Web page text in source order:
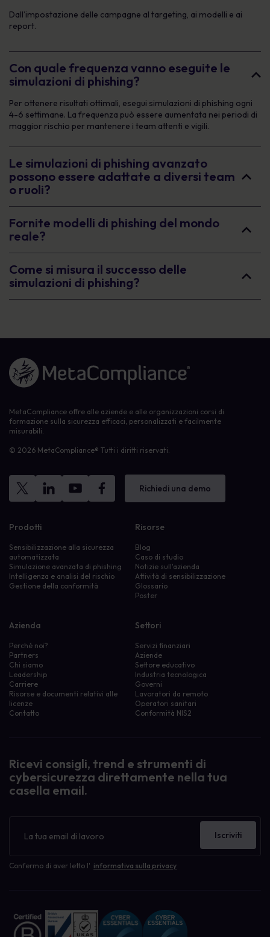
Dall’impostazione delle campagne al targeting, ai modelli e ai
report.
Con quale frequenza vanno eseguite le
simulazioni di phishing?
Per ottenere risultati ottimali, esegui simulazioni di phishing ogni
4-6 settimane. La frequenza può essere aumentata nei periodi di
maggior rischio per mantenere i team attenti e vigili.
Le simulazioni di phishing avanzato
possono essere adattate a diversi team
o ruoli?
Fornite modelli di phishing del mondo
reale?
Come si misura il successo delle
simulazioni di phishing?
Link alla homepage
MetaCompliance offre alle aziende e alle organizzazioni corsi di
formazione sulla sicurezza efficaci, personalizzati e facilmente
misurabili.
© 2026 MetaCompliance® Tutti i diritti riservati.
Richiedi una demo
Prodotti
Sensibilizzazione alla sicurezza
automatizzata
Simulazione avanzata di phishing
Intelligenza e analisi del rischio
Gestione della conformità
Risorse
Blog
Caso di studio
Notizie sull'azienda
Attività di sensibilizzazione
Glossario
Poster
Azienda
Perché noi?
Partners
Chi siamo
Leadership
Carriere
Risorse e documenti relativi alle
licenze
Contatto
Settori
Servizi finanziari
Aziende
Settore educativo
Industria tecnologica
Governi
Lavoratori da remoto
Operatori sanitari
Conformità NIS2
Ricevi consigli, trend e strumenti di
cybersicurezza direttamente nella tua
casella email.
Confermo di aver letto l' informativa sulla privacy
Iscriviti